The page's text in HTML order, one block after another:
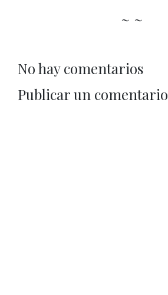
~ ~
No hay comentarios
Publicar un comentario